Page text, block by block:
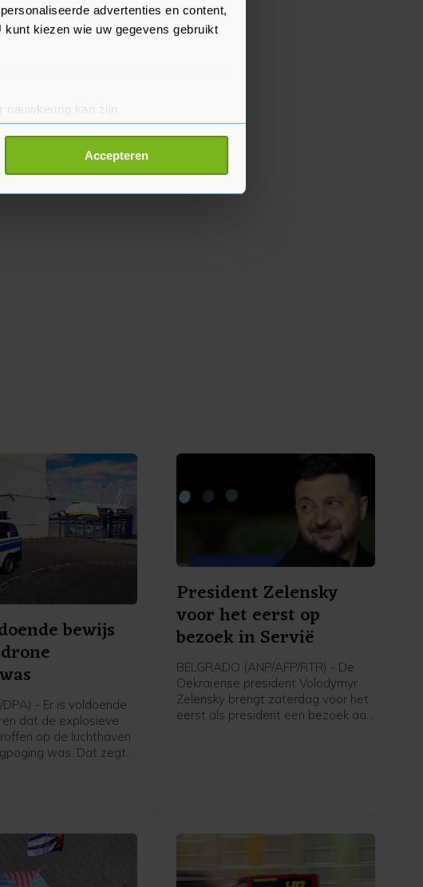
advertenties en content,
kiezen wie uw gegevens gebruikt
nauwkeurig kan zijn
(fingerprinting)
in het
detailgedeelte
Accepteren
bewijs
DPA) - Er is voldoende
dat de explosieve
op de luchthaven
was. Dat zegt
President Zelensky
voor het eerst op
bezoek in Servië
BELGRADO (ANP/AFP/RTR) - De
Oekraïense president Volodymyr
Zelensky brengt zaterdag voor het
eerst als president een bezoek aan